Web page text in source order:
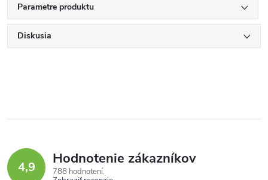
Parametre produktu
Diskusia
4,9 Hodnotenie zákazníkov
788 hodnotení